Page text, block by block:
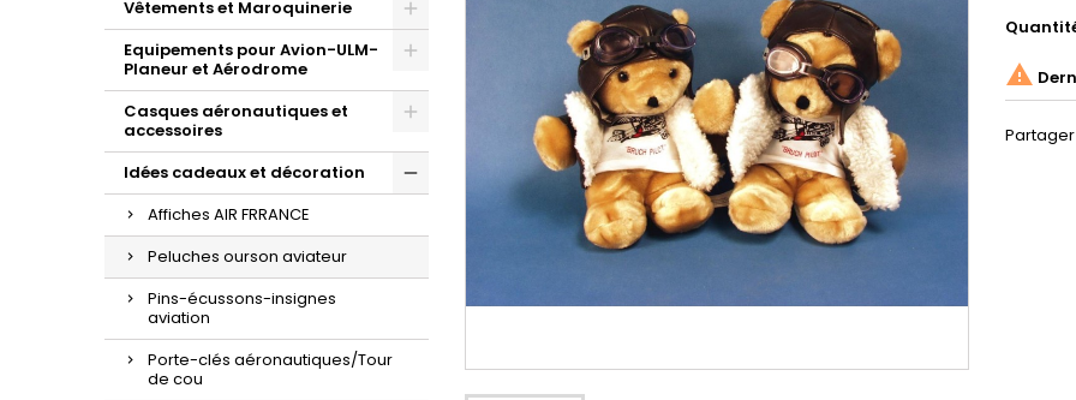
Vêtements et Maroquinerie
Equipements pour Avion-ULM-
Planeur et Aérodrome
Casques aéronautiques et
accessoires
Idées cadeaux et décoration
Affiches AIR FRRANCE
Peluches ourson aviateur
Pins-écussons-insignes
aviation
Porte-clés aéronautiques/Tour
de cou

Partager